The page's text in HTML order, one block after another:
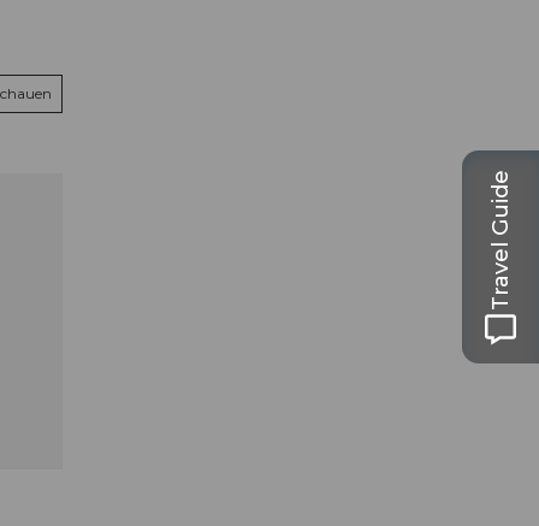
Travel Guide